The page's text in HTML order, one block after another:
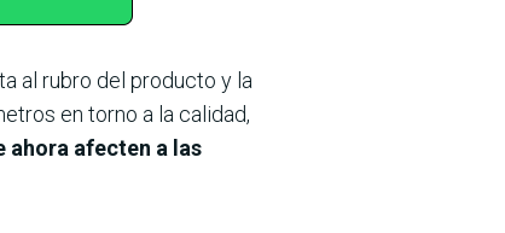
al rubro del producto y la
en torno a la calidad,
ahora afecten a las